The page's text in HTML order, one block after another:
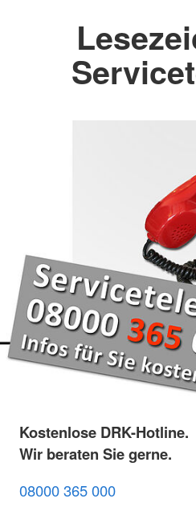
Kostenlose DRK-Hotline.
Wir beraten Sie gerne.
08000 365 000